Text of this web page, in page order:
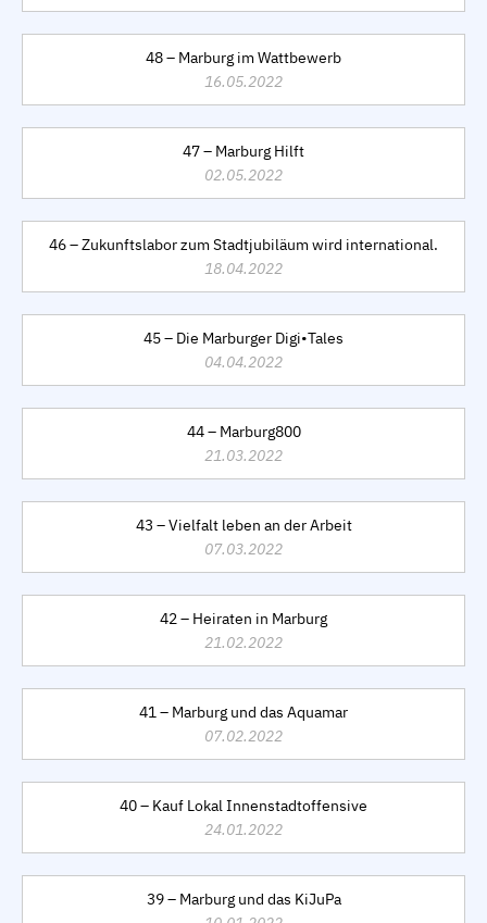
48 – Marburg im Wattbewerb
16.05.2022
47 – Marburg Hilft
02.05.2022
46 – Zukunftslabor zum Stadtjubiläum wird international.
18.04.2022
45 – Die Marburger Digi•Tales
04.04.2022
44 – Marburg800
21.03.2022
43 – Vielfalt leben an der Arbeit
07.03.2022
42 – Heiraten in Marburg
21.02.2022
41 – Marburg und das Aquamar
07.02.2022
40 – Kauf Lokal Innenstadtoffensive
24.01.2022
39 – Marburg und das KiJuPa